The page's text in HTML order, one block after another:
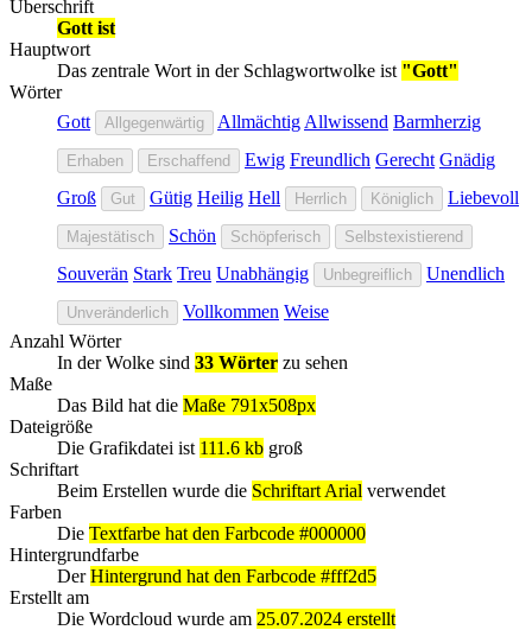
Überschrift
Gott ist
Hauptwort
Das zentrale Wort in der Schlagwortwolke ist "Gott"
Wörter
Gott
Allgegenwärtig Allmächtig Allwissend Barmherzig
Erhaben Erschaffend Ewig Freundlich Gerecht Gnädig
Groß
Gut Gütig Heilig Hell Herrlich Königlich Liebevoll
Majestätisch Schön Schöpferisch Selbstexistierend
Souverän Stark Treu Unabhängig Unbegreiflich Unendlich
Unveränderlich Vollkommen Weise
Anzahl Wörter
In der Wolke sind 33 Wörter zu sehen
Maße
Das Bild hat die Maße 791x508px
Dateigröße
Die Grafikdatei ist 111.6 kb groß
Schriftart
Beim Erstellen wurde die Schriftart Arial verwendet
Farben
Die Textfarbe hat den Farbcode #000000
Hintergrundfarbe
DerHintergrund hat den Farbcode #fff2d5
Erstellt am
Die Wordcloud wurde am 25.07.2024 erstellt